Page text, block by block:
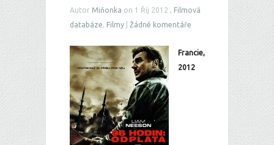
Autor Miňonka on 1 Říj 2012 , Filmová
databáze, Filmy Žádné komentáře
Francie,
2012